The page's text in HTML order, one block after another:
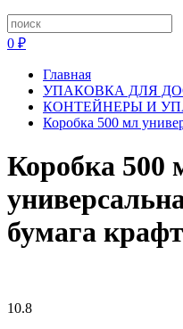
0 ₽
Главная
УПАКОВКА ДЛЯ
КОНТЕЙНЕРЫ И
Коробка 500 мл
Коробка 500
бумага крафт
10.8